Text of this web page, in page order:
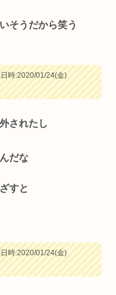
そうだから笑う
時:2020/01/24(金)
されたし
だな
すと
時:2020/01/24(金)